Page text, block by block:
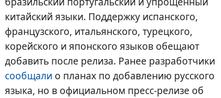
китайский языки. Поддержку испанского,
французского, итальянского, турецкого,
корейского и японского языков обещают
добавить после релиза. Ранее разработчики
сообщали о планах по добавлению русского
языка, но в официальном пресс-релизе об